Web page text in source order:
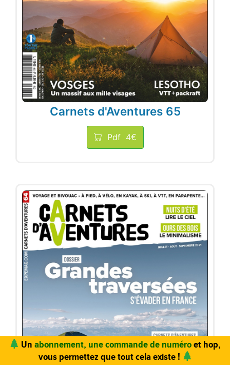
Carnets d'Aventures 65
Pdf 4€
Vous trouvez ce site utile ? Vous aimez le magazine ?